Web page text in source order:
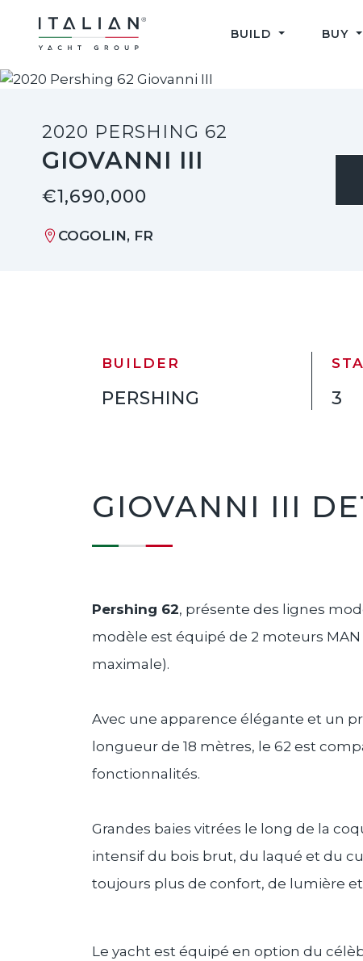
content
BUILD BUY
2020 PERSHING 62
GIOVANNI III
€1,690,000
COGOLIN, FR
BUILDER
PERSHING 3
GIOVANNI III
Pershing 62, présente des lignes
modèle est équipé de 2 moteurs
maximale).
Avec une apparence élégante et un
longueur de 18 mètres, le 62 est
fonctionnalités.
Grandes baies vitrées le long de la
intensif du bois brut, du laqué et du
toujours plus de confort, de lumière et
Le yacht est équipé en option du